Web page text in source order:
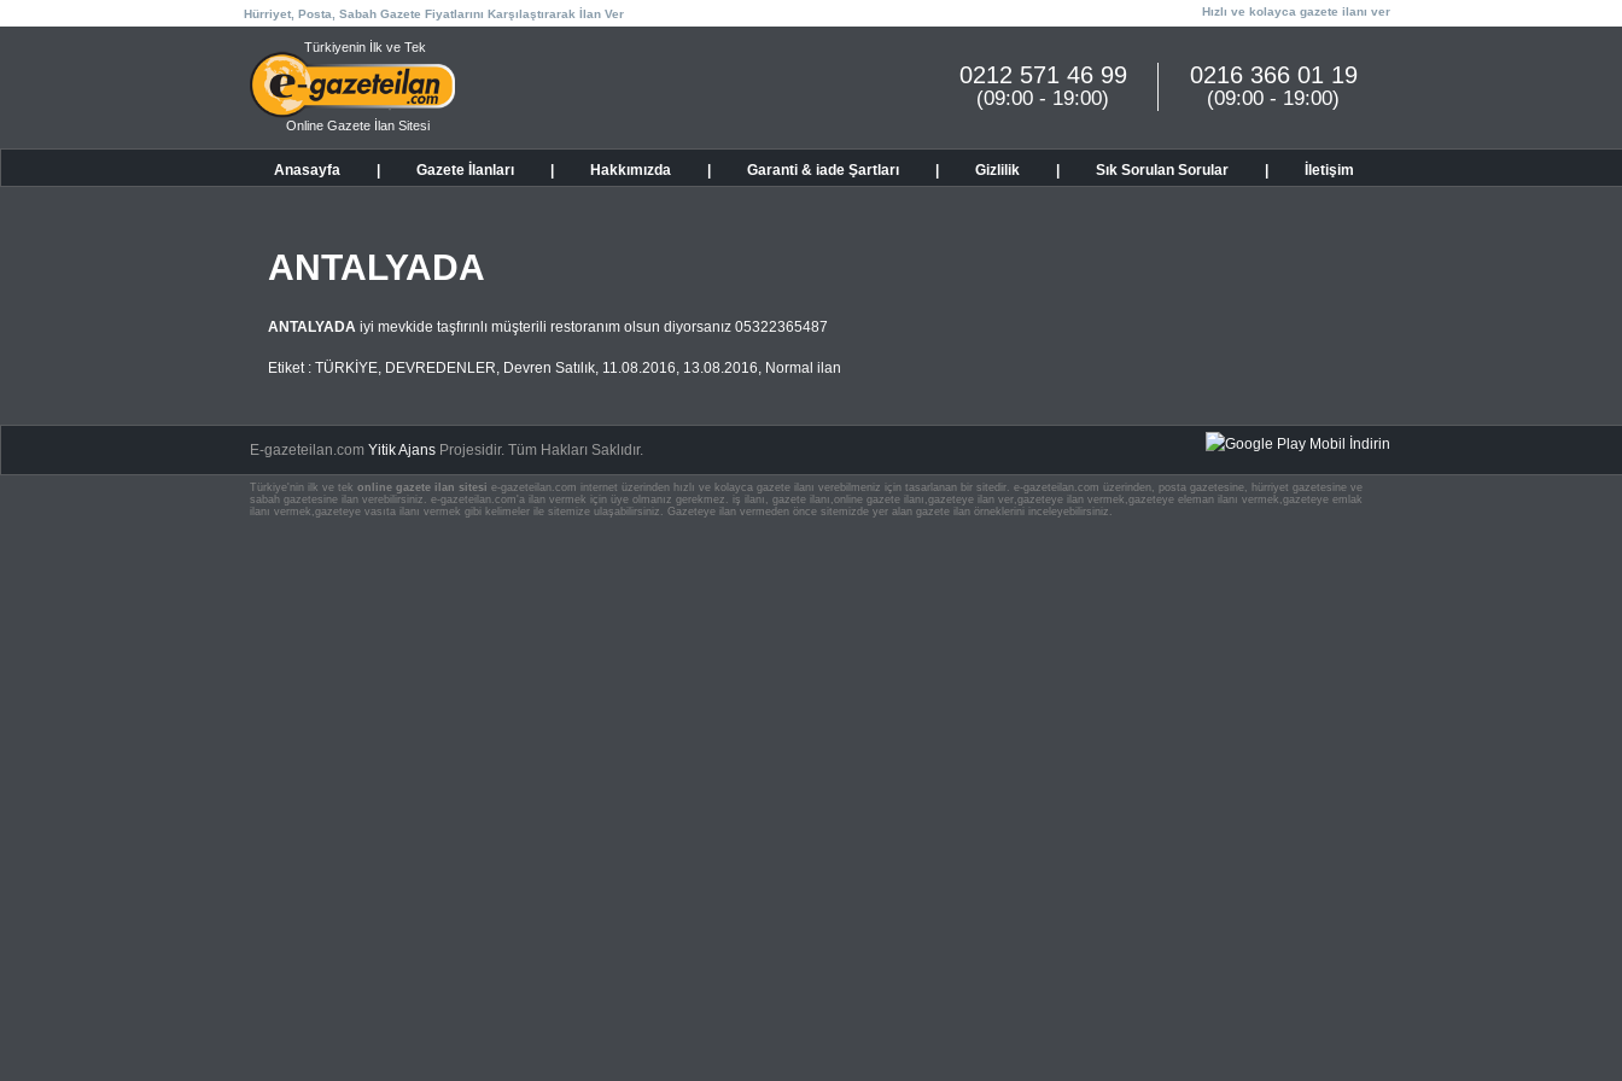
Hürriyet, Posta, Sabah Gazete Fiyatlarını Karşılaştırarak İlan Ver Hızlı ve kolayca gazete ilanı ver
Türkiyenin İlk ve Tek
Online Gazete İlan Sitesi
0216 366 01 19
(09:00 - 19:00)
0212 571 46 99
(09:00 - 19:00)
Anasayfa Gazete İlanları Hakkımızda Garanti & iade Şartları Gizlilik Sık Sorulan Sorular İletişim
ANTALYADA
ANTALYADA iyi mevkide taşfırınlı müşterili restoranım olsun diyorsanız 05322365487
Etiket : TÜRKİYE, DEVREDENLER, Devren Satılık, 11.08.2016, 13.08.2016, Normal ilan
E-gazeteilan.comYitik Ajans Projesidir.Tüm Hakları Saklıdır.
Türkiye'nin ilk ve tek online gazete ilan sitesi e-gazeteilan.com internet üzerinden hızlı ve kolayca gazete ilanı verebilmeniz için tasarlanan bir sitedir. e-gazeteilan.com üzerinden, posta gazetesine, hürriyet gazetesine ve
sabah gazetesine ilan verebilirsiniz. e-gazeteilan.com'a ilan vermek için üye olmanız gerekmez. iş ilanı, gazete ilanı,online gazete ilanı,gazeteye ilan ver,gazeteye ilan vermek,gazeteye eleman ilanı vermek,gazeteye emlak
ilanı vermek,gazeteye vasıta ilanı vermek gibi kelimeler ile sitemize ulaşabilirsiniz. Gazeteye ilan vermeden önce sitemizde yer alan gazete ilan örneklerini inceleyebilirsiniz.